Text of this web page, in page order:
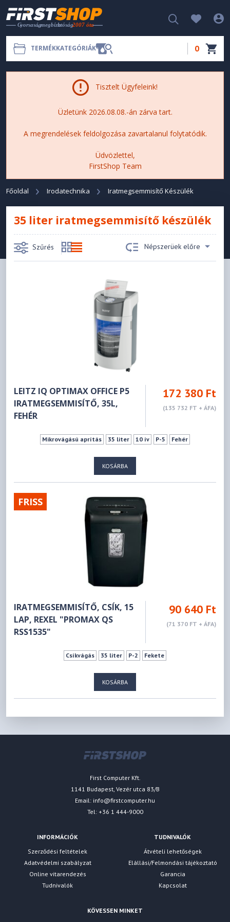
TERMÉKKATEGÓRIÁK 0
Tisztelt Ügyfeleink!
Üzletünk 2026.08.08.-án zárva tart.
A megrendelések feldolgozása zavartalanul folytatódik.
Üdvözlettel,
FirstShop Team
Főoldal Irodatechnika Iratmegsemmisítő Készülék
35 liter iratmegsemmisítő készülék
Szűrés Népszerüek előre
LEITZ IQ OPTIMAX OFFICE P5
IRATMEGSEMMISÍTŐ, 35L,
FEHÉR
172 380 Ft
(135 732 FT + ÁFA)
Mikrovágású aprítás 35 liter 10 ív P-5 Fehér
KOSÁRBA
FRISS
IRATMEGSEMMISÍTŐ, CSÍK, 15
LAP, REXEL "PROMAX QS
RSS1535"
90 640 Ft
(71 370 FT + ÁFA)
Csíkvágás 35 liter P-2 Fekete
KOSÁRBA
First Computer Kft.
1141 Budapest, Vezér utca 83/B
Email: info@firstcomputer.hu
Tel: +36 1 444-9000
INFORMÁCIÓK
Szerződési feltételek
Adatvédelmi szabályzat
Online vitarendezés
Tudnivalók
TUDNIVALÓK
Átvételi lehetőségek
Elállási/Felmondási tájékoztató
Garancia
Kapcsolat
KÖVESSEN MINKET